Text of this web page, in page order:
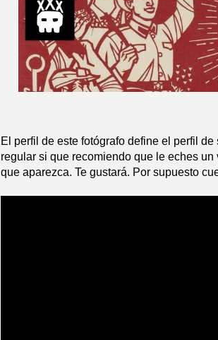
El perfil de este fotógrafo define el perfil
regular si que recomiendo que le eches
que aparezca. Te gustará. Por supuesto